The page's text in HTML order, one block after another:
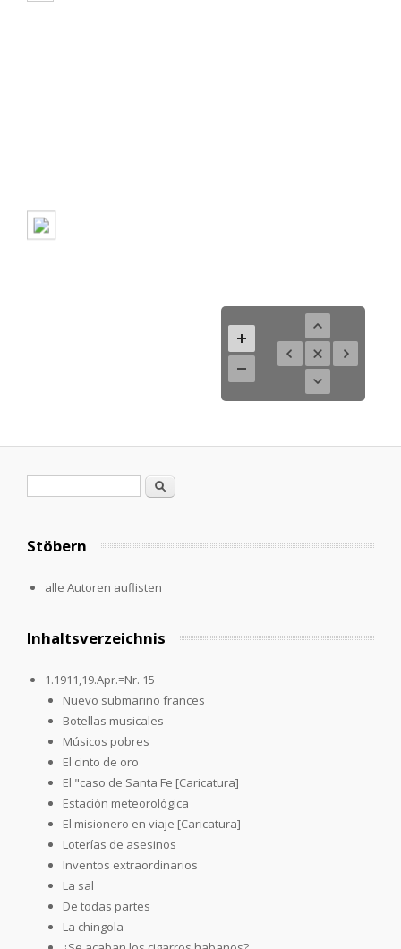
Suche
Stöbern
alle Autoren auflisten
Inhaltsverzeichnis
1.1911,19.Apr.=Nr. 15
Nuevo submarino frances
Botellas musicales
Músicos pobres
El cinto de oro
El "caso de Santa Fe [Caricatura]
Estación meteorológica
El misionero en viaje [Caricatura]
Loterías de asesinos
Inventos extraordinarios
La sal
De todas partes
La chingola